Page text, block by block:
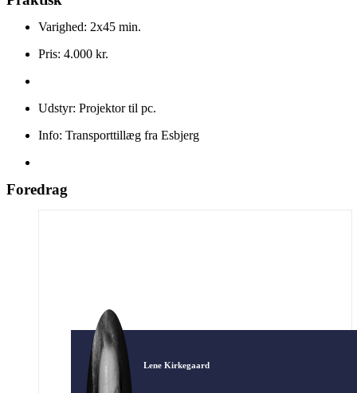
Varighed: 2x45 min.
Pris: 4.000 kr.
Udstyr: Projektor til pc.
Info: Transporttillæg fra Esbjerg
Foredrag
Lene Kirkegaard